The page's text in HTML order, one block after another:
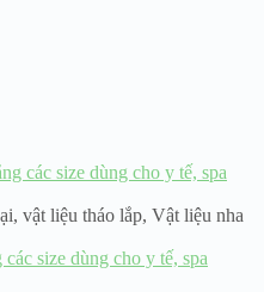
, vật liệu tháo lắp, Vật liệu nha
size dùng cho y tế, spa